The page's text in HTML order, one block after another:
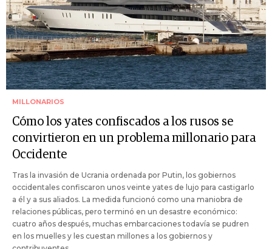
MILLONARIOS
Cómo los yates confiscados a los rusos se
convirtieron en un problema millonario para
Occidente
Tras la invasión de Ucrania ordenada por Putin, los gobiernos
occidentales confiscaron unos veinte yates de lujo para castigarlo
a él y a sus aliados. La medida funcionó como una maniobra de
relaciones públicas, pero terminó en un desastre económico:
cuatro años después, muchas embarcaciones todavía se pudren
en los muelles y les cuestan millones a los gobiernos y